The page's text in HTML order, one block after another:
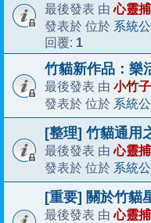
最後發表 由心靈
發表於 位於 系統
回覆: 1
竹貓新作品：
最後發表 由 小竹子
發表於 位於 系統
[整理] 竹貓通用
最後發表 由心靈
發表於 位於 系統
[重要] 關於竹貓
最後發表 由心靈